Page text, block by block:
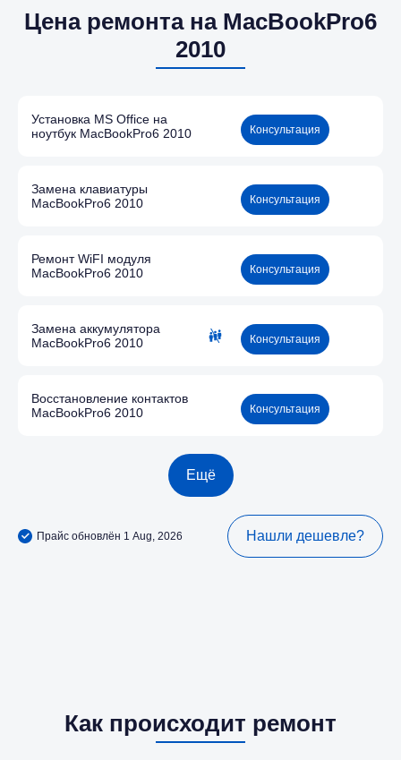
Цена ремонта на MacBookPro6
2010
Установка MS Office на
ноутбук MacBookPro6 2010
Консультация
Замена клавиатуры
MacBookPro6 2010
Консультация
Ремонт WiFI модуля
MacBookPro6 2010
Консультация
Замена аккумулятора
MacBookPro6 2010
Консультация
Восстановление контактов
MacBookPro6 2010
Консультация
Ещё
Прайс обновлён 1 Aug, 2026 Нашли дешевле?
Как происходит ремонт